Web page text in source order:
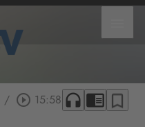
/ play_circle_outline 15:58 headphones chrome_reader_mode bookmark_border